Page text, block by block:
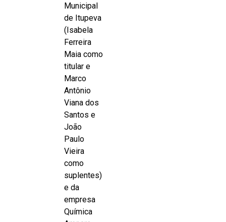
Municipal
de Itupeva
(Isabela
Ferreira
Maia como
titular e
Marco
Antônio
Viana dos
Santos e
João
Paulo
Vieira
como
suplentes)
e da
empresa
Química